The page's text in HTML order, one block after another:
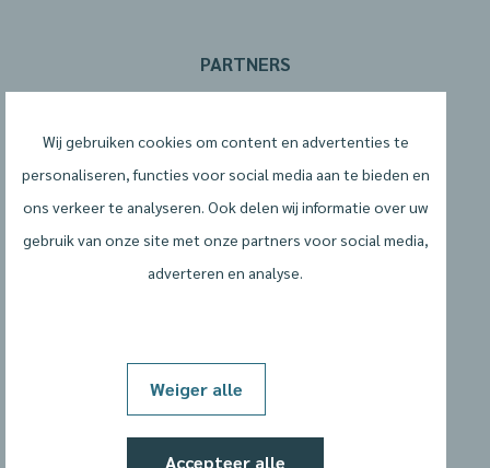
PARTNERS
Privacyverklaring
Cookiebeleid
Wij gebruiken cookies om content en advertenties te
personaliseren, functies voor social media aan te bieden en
ons verkeer te analyseren. Ook delen wij informatie over uw
gebruik van onze site met onze partners voor social media,
adverteren en analyse.
Weiger alle
Accepteer alle